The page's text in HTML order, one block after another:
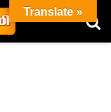
Translate »